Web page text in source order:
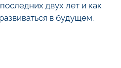
двух лет и как
в будущем.